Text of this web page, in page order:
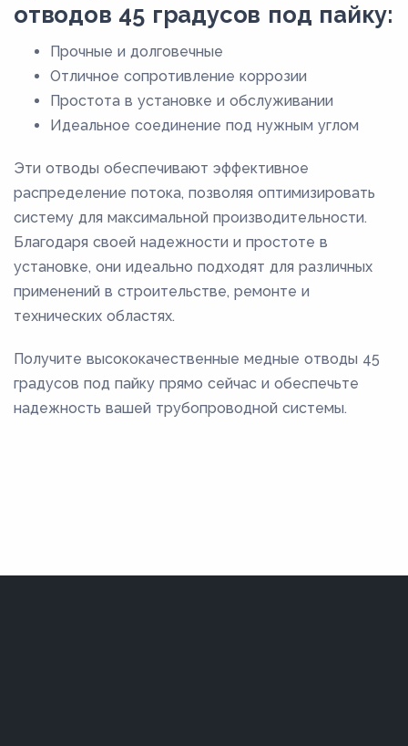
отводов 45 градусов под пайку:
Прочные и долговечные
Отличное сопротивление коррозии
Простота в установке и обслуживании
Идеальное соединение под нужным углом
Эти отводы обеспечивают эффективное
распределение потока, позволяя оптимизировать
систему для максимальной производительности.
Благодаря своей надежности и простоте в
установке, они идеально подходят для различных
применений в строительстве, ремонте и
технических областях.
Получите высококачественные медные отводы 45
градусов под пайку прямо сейчас и обеспечьте
надежность вашей трубопроводной системы.